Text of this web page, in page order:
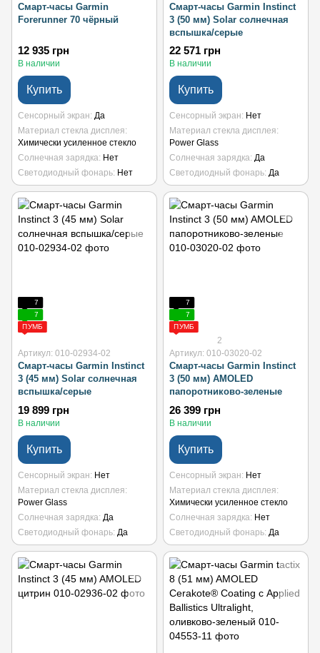
Смарт-часы Garmin
Forerunner 70 чёрный
12 935 грн
В наличии
Купить
Сенсорный экран Да
Материал стекла дисплея
Химически усиленное стекло
Солнечная зарядка Нет
Светодиодный фонарь Нет
Смарт-часы Garmin Instinct
3 (50 мм) Solar солнечная
вспышка/серые
22 571 грн
В наличии
Купить
Сенсорный экран
Нет
Материал стекла дисплея
Power Glass
Солнечная зарядка Да
Светодиодный фонарь Да
7
7
ПУМБ
Артикул: 010-02934-02
Смарт-часы Garmin Instinct
3 (45 мм) Solar солнечная
вспышка/серые
19 899 грн
В наличии
Купить
Сенсорный экран
Нет
Материал стекла дисплея
Power Glass
Солнечная зарядка Да
Светодиодный фонарь Да
7
7
ПУМБ
2
Артикул: 010-03020-02
Смарт-часы Garmin Instinct
3 (50 мм) AMOLED
папоротниково-зеленые
26 399 грн
В наличии
Купить
Сенсорный экран
Нет
Материал стекла дисплея
Химически усиленное стекло
Солнечная зарядка Нет
Светодиодный фонарь Да